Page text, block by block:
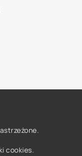
cookies.